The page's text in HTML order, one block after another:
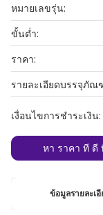
หมายเลขรุ่น:
ขั้นต่ำ:
ราคา:
รายละเอียดบรรจุภัณ
เงื่อนไขการชำระเงิน:
หา ราคา ที่ ดี
ข้อมูลรายละเ